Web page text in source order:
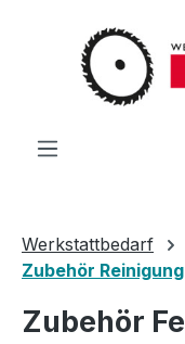
Zum Hauptinhalt
Werkstattbedarf
Zubehör Reinigung
Zubehör